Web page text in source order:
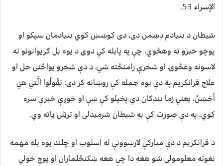
الإسراء 53.
شیطان د بنيادم دښمن دی، دی کوښښ کوي بنیادمان سپکو او
پوچو خبرو ته وهڅوي، چې په پایله کې دوی د یوه بل ګریوانونو ته
لاسونه وغځوۍ او شخړې رامنځته شي، د دې شخړو یواځنی حل او
علاج قرانکریم په دې یوه جمله کې روښانه کړ دی: يَقُولُوا الَّتِي هِيَ
أَحْسَنُ، یعني زما بندګان دي پخپلو کې ښې او خوږې خبرې سره
کوي، په دې صورت کې به شیطان شرمیدلی او ترټلی پاته وي.
د قرانکریم د دې مبارکې لارښوونې له اسلوب او چلند یوه بله مهمه
نغوته معلومولی شو هغه دا چې هغه ښکنځلماران او پوچ خولي